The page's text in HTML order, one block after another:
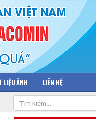
LIỆU ẢNH LIÊN HỆ